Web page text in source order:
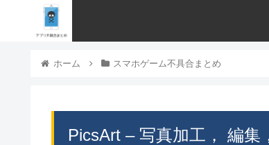
ホーム スマホゲーム不具合まとめ
PicsArt – 写真加工， 編